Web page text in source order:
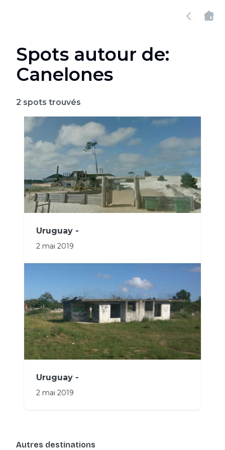
Spots autour de:
Canelones
2 spots trouvés
Uruguay -
2 mai 2019
Uruguay -
2 mai 2019
Autres destinations